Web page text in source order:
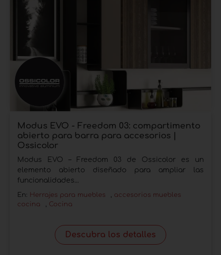
Modus EVO - Freedom 03: compartimento
abierto para barra para accesorios |
Ossicolor
Modus EVO – Freedom 03 de Ossicolor es un
elemento abierto diseñado para ampliar las
funcionalidades...
En: Herrajes para muebles , accesorios muebles
cocina
, Cocina
Descubra los detalles